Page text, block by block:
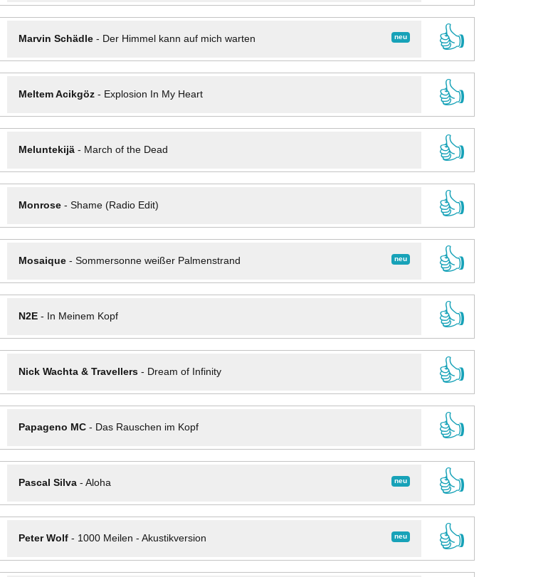
neu
Marvin Schädle- Der Himmel kann auf mich warten
👍
Meltem Acikgöz- Explosion In My Heart
👍
Meluntekijä- March of the Dead
👍
Monrose- Shame (Radio Edit)
👍
neu
Mosaique- Sommersonne weißer Palmenstrand
👍
N2E- In Meinem Kopf
👍
Nick Wachta & Travellers- Dream of Infinity
👍
Papageno MC- Das Rauschen im Kopf
👍
neu
Pascal Silva- Aloha
👍
neu
Peter Wolf- 1000 Meilen - Akustikversion
👍